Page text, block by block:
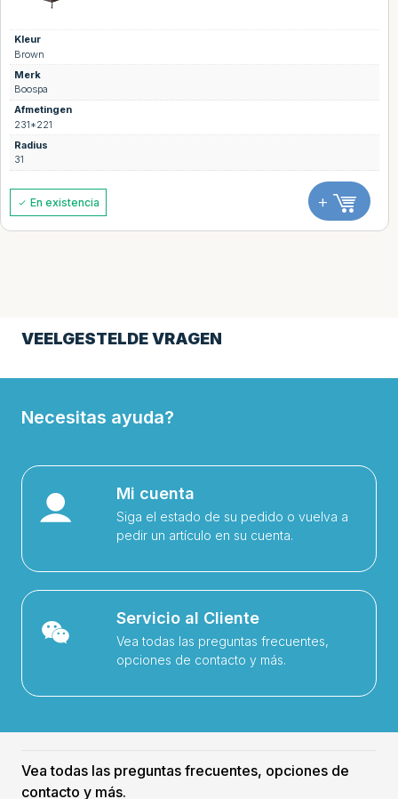
Kleur
Brown
Merk
Boospa
Afmetingen
231*221
Radius
31
En existencia +
VEELGESTELDE VRAGEN
Necesitas ayuda?
Mi cuenta
Siga el estado de su pedido o vuelva a
pedir un artículo en su cuenta.
Servicio al Cliente
Vea todas las preguntas frecuentes,
opciones de contacto y más.
Vea todas las preguntas frecuentes, opciones de
contacto y más.